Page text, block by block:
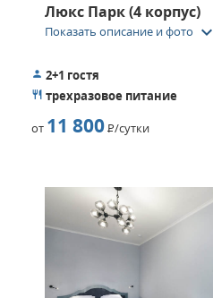
Люкс Парк (4 корпус)
Показать описание и фото keyboard_arrow_down
2+1 гостя
трехразовое питание
от 11 800Р/сутки